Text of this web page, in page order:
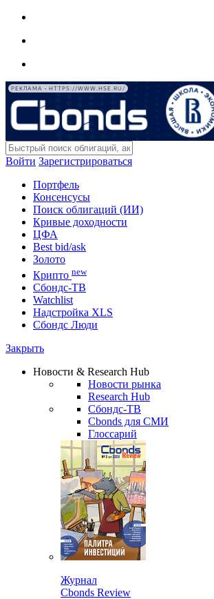
РЕКЛАМА • HTTPS://WWW.HSE.RU/
Войти Зарегистрироваться
Портфель
Консенсусы
Поиск облигаций (ИИ)
Кривые доходности
ЦФА
Best bid/ask
Золото
Крипто new
Сбондс-ТВ
Watchlist
Надстройка XLS
Сбондс Люди
Закрыть
Новости & Research Hub
Новости рынка
Research Hub
Сбондс-ТВ
Cbonds для СМИ
Глоссарий
Журнал
Cbonds Review